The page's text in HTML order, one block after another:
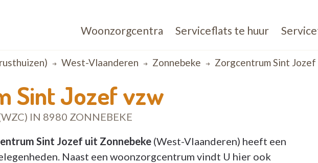
Woonzorgcentra Serviceflats te huur
West-Vlaanderen Zonnebeke Zorgcentrum Sint Jozef
Sint Jozef vzw
IN 8980 ZONNEBEKE
Sint Jozef uit Zonnebeke (West-Vlaanderen) heeft een
Naast een woonzorgcentrum vindt U hier ook